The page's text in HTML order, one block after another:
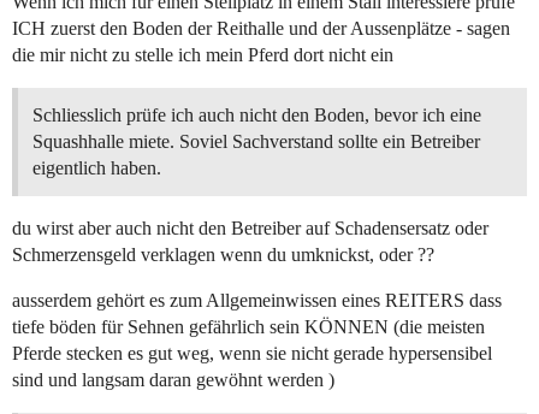
ICH zuerst den Boden der Reithalle und der Aussenplätze - sagen
die mir nicht zu stelle ich mein Pferd dort nicht ein
Schliesslich prüfe ich auch nicht den Boden, bevor ich eine
Squashhalle miete. Soviel Sachverstand sollte ein Betreiber
eigentlich haben.
du wirst aber auch nicht den Betreiber auf Schadensersatz oder
Schmerzensgeld verklagen wenn du umknickst, oder ??
ausserdem gehört es zum Allgemeinwissen eines REITERS dass
tiefe böden für Sehnen gefährlich sein KÖNNEN (die meisten
Pferde stecken es gut weg, wenn sie nicht gerade hypersensibel
sind und langsam daran gewöhnt werden )